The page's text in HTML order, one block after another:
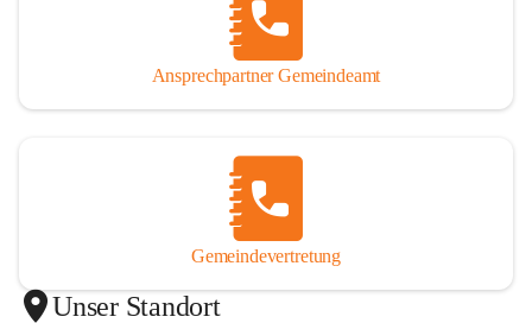
Ansprechpartner Gemeindeamt
Gemeindevertretung
Unser Standort